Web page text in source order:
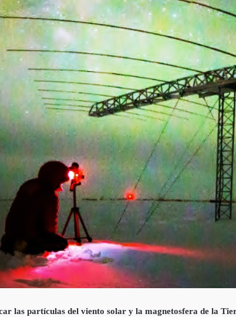
las partículas del viento solar y la magnetosfera de la